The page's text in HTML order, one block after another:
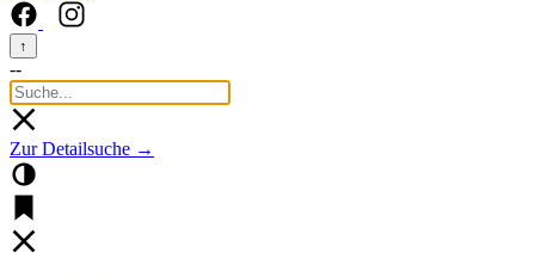
↑
--
Zur Detailsuche →